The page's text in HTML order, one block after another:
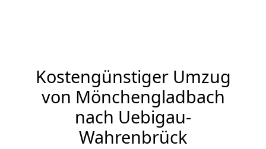
Kostengünstiger Umzug
von Mönchengladbach
nach Uebigau-
Wahrenbrück